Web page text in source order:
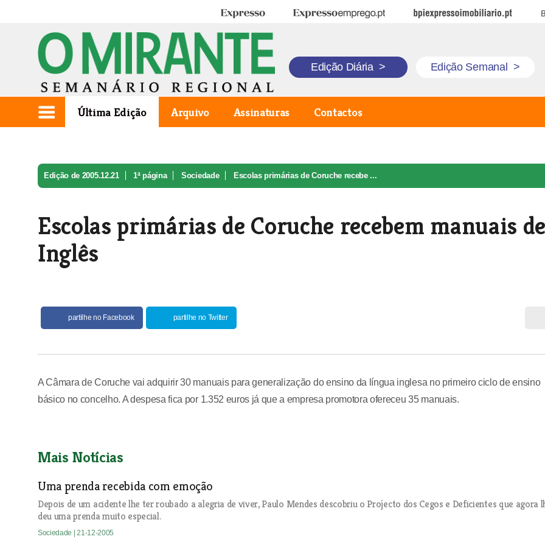
Expresso Expresso Emprego BPI Expresso Imobiliário
Edição Diária > Edição Semanal >
Última Edição Arquivo Assinaturas Contactos
Edição de 2005.12.21 1ª página Sociedade Escolas primárias de Coruche recebe ...
Escolas primárias de Coruche recebem manuais de
Inglês
partilhe no Facebook partilhe no Twitter
A Câmara de Coruche vai adquirir 30 manuais para generalização do ensino da língua inglesa no primeiro ciclo de ensino
básico no concelho. A despesa fica por 1.352 euros já que a empresa promotora ofereceu 35 manuais.
Mais Notícias
Uma prenda recebida com emoção
Depois de um acidente lhe ter roubado a alegria de viver, Paulo Mendes descobriu o Projecto dos Cegos e Deficientes que agora
deu uma prenda muito especial.
Sociedade | 21-12-2005